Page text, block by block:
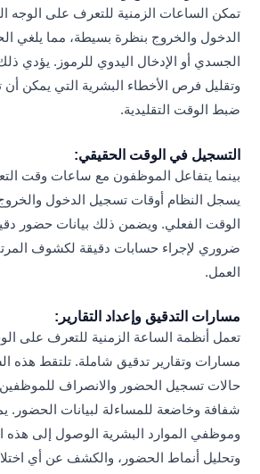
تمكن الساعات الزمنية للتعرف على
الدخول والخروج بنظرة بسيطة، مما يلغي
الجسدي أو الإدخال اليدوي للرموز. يؤدي
وتقليل فرص الأخطاء البشرية التي يمكن
ضبط الوقت التقليدية.
التسجيل في الوقت الحقيقي:
بينما يتفاعل الموظفون مع ساعات وقت
يسجل النظام أوقات تسجيل الدخول
الوقت الفعلي. ويضمن ذلك بيانات حضور
ضروري لإجراء حسابات دقيقة لكشوف
العمل.
مسارات التدقيق وإعداد التقارير:
تعمل أنظمة الساعة الزمنية للتعرف على
مسارات وتقارير تدقيق شاملة. تلتقط هذه
حالات تسجيل الحضور والانصراف
شفافة وخاضعة للمساءلة لبيانات الحضور.
وموظفي الموارد البشرية الوصول إلى هذه
وتحليل أنماط الحضور، والكشف عن أي